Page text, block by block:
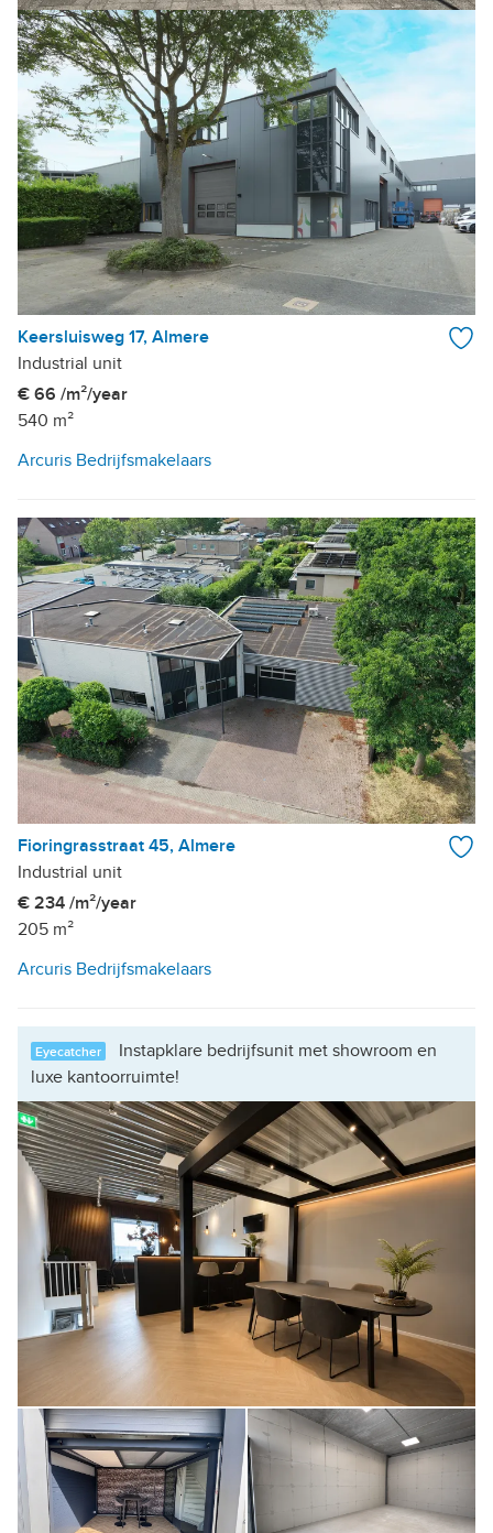
Keersluisweg 17, Almere
Industrial unit
€ 66 /m²/year
540 m²
Arcuris Bedrijfsmakelaars
Fioringrasstraat 45, Almere
Industrial unit
€ 234 /m²/year
205 m²
Arcuris Bedrijfsmakelaars
Eyecatcher
Instapklare bedrijfsunit met showroom en
luxe kantoorruimte!